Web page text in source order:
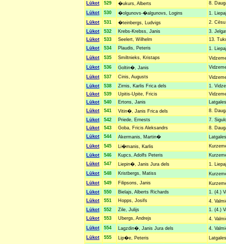
Lūkot
529 �ukurs, Alberts
8.
Lūkot
530 �olgunovs-�algunovs, Logins
1.
Lūkot
531 �teinbergs, Ludvigs
2.
Lūkot
532 Krebs-Krebss, Janis
3.
Lūkot
533 Seelert, Wilhelm
13.
Lūkot
534 Plaudis, Peteris
1.
Lūkot
535 Smiltnieks, Kristaps
Lūkot
536 Goltin�, Janis
Lūkot
537 Cinis, Augusts
Lūkot
538 Zirnis, Karlis Frica dels
1.
Lūkot
539 Upitis-Upite, Fricis
Lūkot
540 Ertons, Janis
Lūkot
541 Vitin�, Janis Frica dels
8.
Lūkot
542 Priede, Ernests
7.
Lūkot
543 Goba, Fricis Aleksandrs
8.
Lūkot
544 Akermanis, Martin�
Lūkot
545 Li�manis, Karlis
Lūkot
546 Kupcs, Adolfs Peteris
Lūkot
547 Liepin�, Janis Jura dels
1.
Lūkot
548 Kristbergs, Matiss
Lūkot
549 Filipsons, Janis
Lūkot
550 Bielajs, Alberts Richards
1. (4.)
Lūkot
551 Hopps, Josifs
4.
Lūkot
552 Zile, Julijs
1. (4.)
Lūkot
553 Ubergs, Andrejs
4.
Lūkot
554 Lagzdin�, Janis Jura dels
4.
Lūkot
555 Lip�e, Peteris